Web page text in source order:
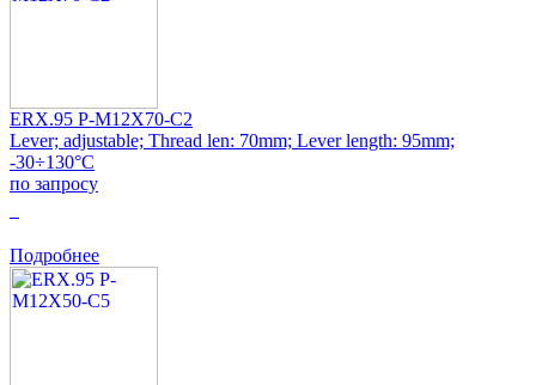
ERX.95 P-M12X70-C2
Lever; adjustable; Thread len: 70mm; Lever length: 95mm;
-30÷130°C
по запросу
Подробнее